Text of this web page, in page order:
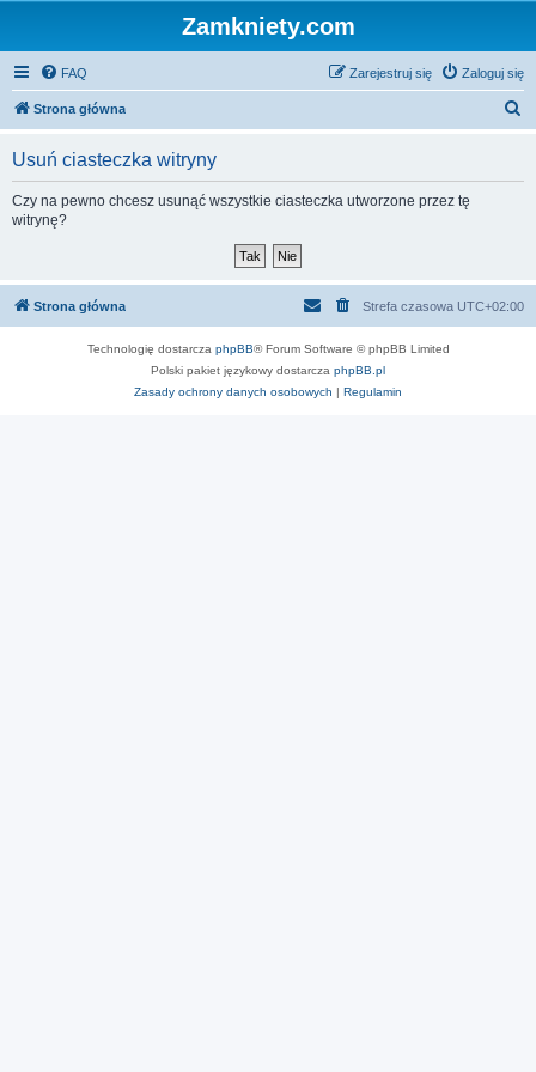
Zamkniety.com
FAQ Zaloguj się
Zarejestruj się
Strona główna
Usuń ciasteczka witryny
Czy na pewno chcesz usunąć wszystkie ciasteczka utworzone przez tę
witrynę?
Strona główna Strefa czasowa UTC+02:00
Technologię dostarcza phpBB® Forum Software © phpBB Limited
Polski pakiet językowy dostarcza phpBB.pl
Zasady ochrony danych osobowych | Regulamin